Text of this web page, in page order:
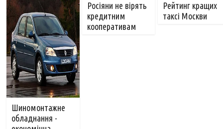
Шиномонтажне
обладнання -
Росіяни не вірять
кредитним
кооперативам
Рейтинг кращих
таксі Москви